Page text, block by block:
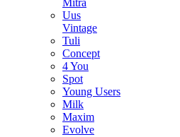
Mitra
Uus
Vintage
Tuli
Concept
4 You
Spot
Young Users
Milk
Maxim
Evolve